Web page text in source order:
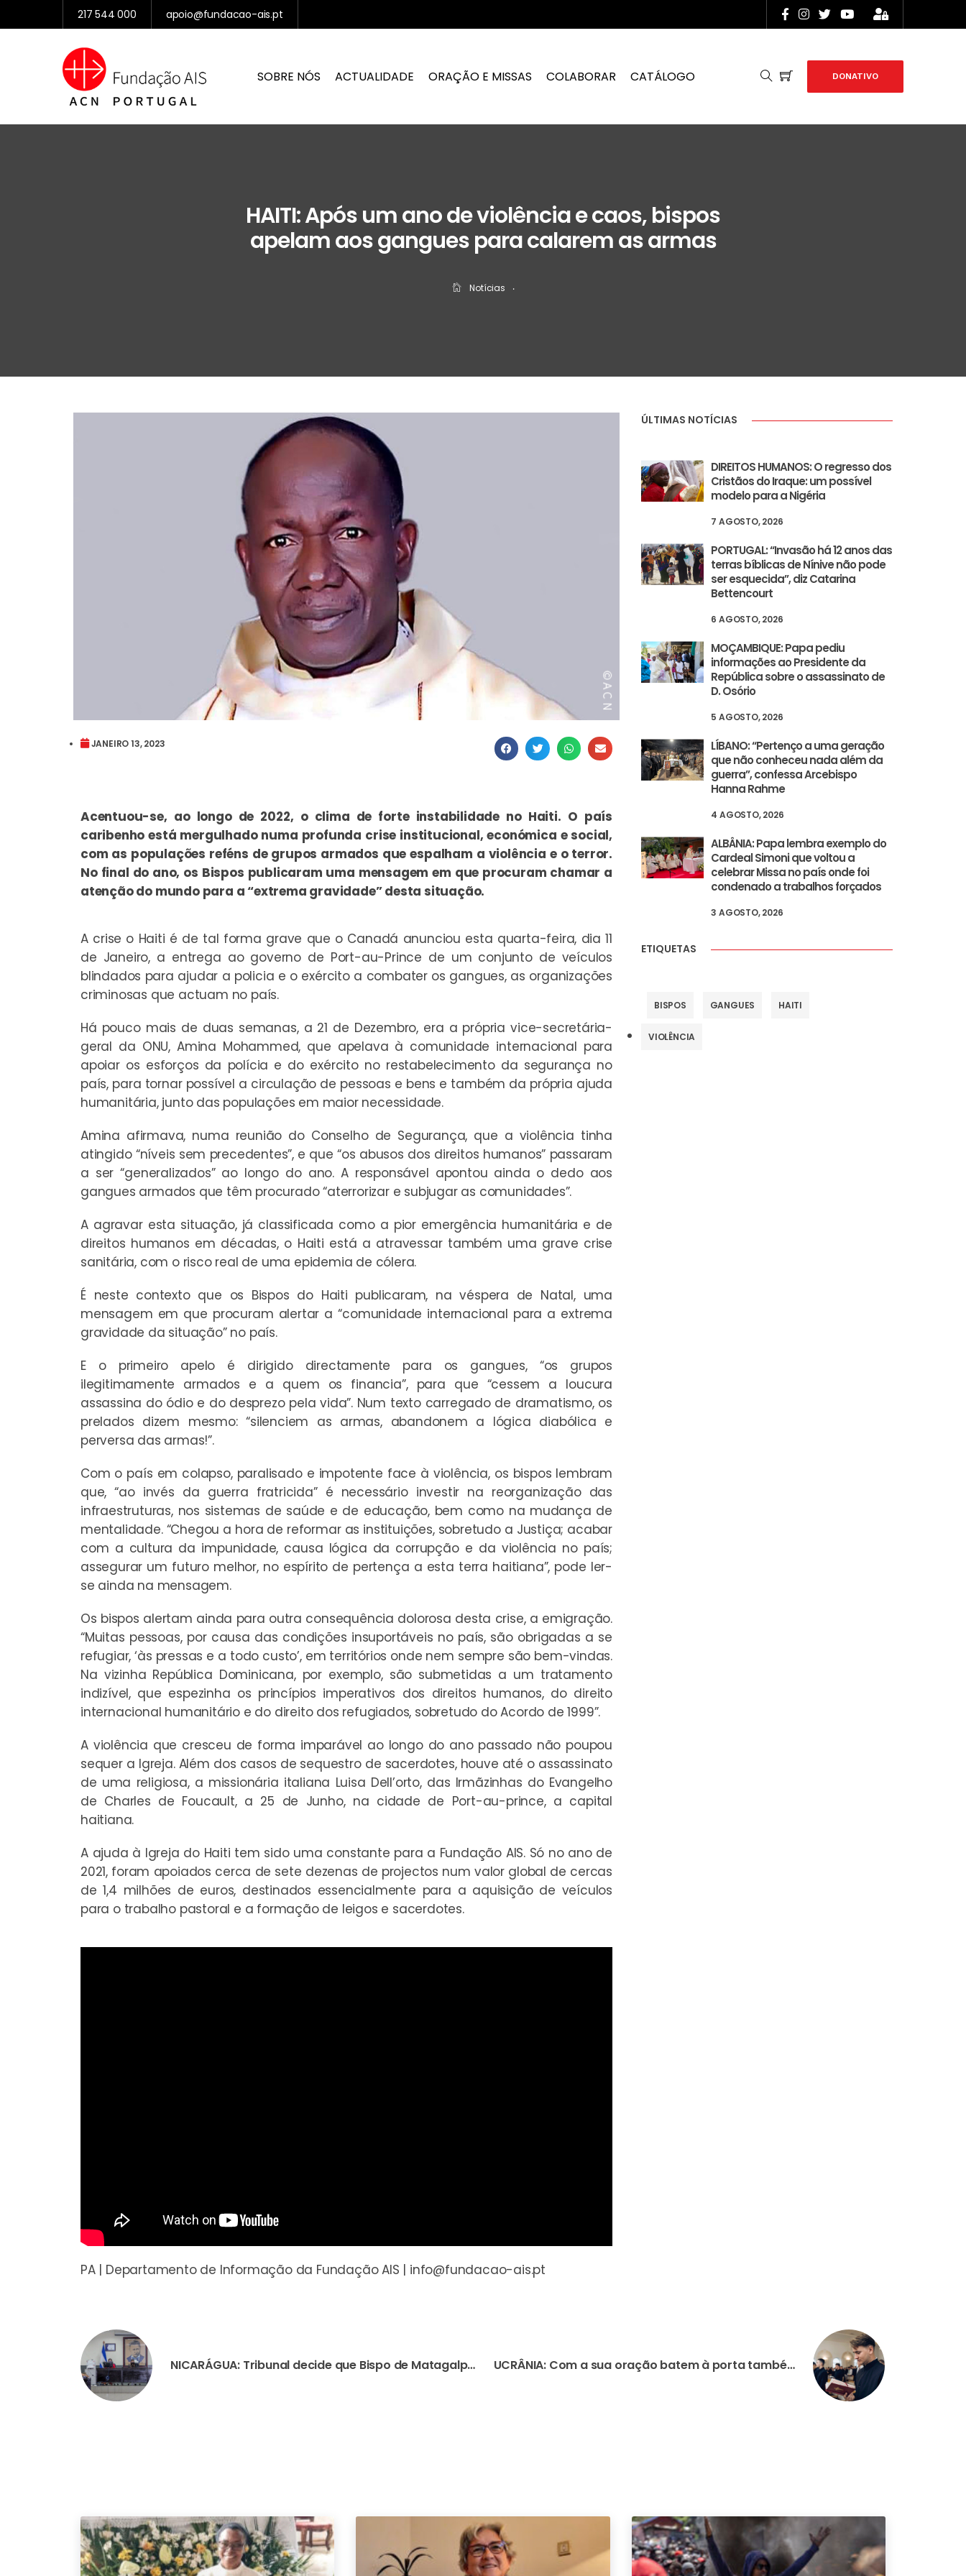
217 544 000 apoio@fundacao-ais.pt
SOBRE NÓS ACTUALIDADE ORAÇÃO E MISSAS COLABORAR CATÁLOGO DONATIVO
HAITI: Após um ano de violência e caos, bispos
apelam aos gangues para calarem as armas
Notícias ‧
JANEIRO 13, 2023
Acentuou-se, ao longo de 2022, o clima de forte instabilidade no Haiti. O país
caribenho está mergulhado numa profunda crise institucional, económica e social,
com as populações reféns de grupos armados que espalham a violência e o terror.
No final do ano, os Bispos publicaram uma mensagem em que procuram chamar a
atenção do mundo para a “extrema gravidade” desta situação.
A crise o Haiti é de tal forma grave que o Canadá anunciou esta quarta-feira, dia 11
de Janeiro, a entrega ao governo de Port-au-Prince de um conjunto de veículos
blindados para ajudar a policia e o exército a combater os gangues, as organizações
criminosas que actuam no país.
Há pouco mais de duas semanas, a 21 de Dezembro, era a própria vice-secretária-
geral da ONU, Amina Mohammed, que apelava à comunidade internacional para
apoiar os esforços da polícia e do exército no restabelecimento da segurança no
país, para tornar possível a circulação de pessoas e bens e também da própria ajuda
humanitária, junto das populações em maior necessidade.
Amina afirmava, numa reunião do Conselho de Segurança, que a violência tinha
atingido “níveis sem precedentes”, e que “os abusos dos direitos humanos” passaram
a ser “generalizados” ao longo do ano. A responsável apontou ainda o dedo aos
gangues armados que têm procurado “aterrorizar e subjugar as comunidades”.
A agravar esta situação, já classificada como a pior emergência humanitária e de
direitos humanos em décadas, o Haiti está a atravessar também uma grave crise
sanitária, com o risco real de uma epidemia de cólera.
É neste contexto que os Bispos do Haiti publicaram, na véspera de Natal, uma
mensagem em que procuram alertar a “comunidade internacional para a extrema
gravidade da situação” no país.
E o primeiro apelo é dirigido directamente para os gangues, “os grupos
ilegitimamente armados e a quem os financia”, para que “cessem a loucura
assassina do ódio e do desprezo pela vida”. Num texto carregado de dramatismo, os
prelados dizem mesmo: “silenciem as armas, abandonem a lógica diabólica e
perversa das armas!”.
Com o país em colapso, paralisado e impotente face à violência, os bispos lembram
que, “ao invés da guerra fratricida” é necessário investir na reorganização das
infraestruturas, nos sistemas de saúde e de educação, bem como na mudança de
mentalidade. “Chegou a hora de reformar as instituições, sobretudo a Justiça; acabar
com a cultura da impunidade, causa lógica da corrupção e da violência no país;
assegurar um futuro melhor, no espírito de pertença a esta terra haitiana”, pode ler-
se ainda na mensagem.
Os bispos alertam ainda para outra consequência dolorosa desta crise, a emigração.
“Muitas pessoas, por causa das condições insuportáveis no país, são obrigadas a se
refugiar, ‘às pressas e a todo custo’, em territórios onde nem sempre são bem-vindas.
Na vizinha República Dominicana, por exemplo, são submetidas a um tratamento
indizível, que espezinha os princípios imperativos dos direitos humanos, do direito
internacional humanitário e do direito dos refugiados, sobretudo do Acordo de 1999”.
A violência que cresceu de forma imparável ao longo do ano passado não poupou
sequer a Igreja. Além dos casos de sequestro de sacerdotes, houve até o assassinato
de uma religiosa, a missionária italiana Luisa Dell’orto, das Irmãzinhas do Evangelho
de Charles de Foucault, a 25 de Junho, na cidade de Port-au-prince, a capital
haitiana.
A ajuda à Igreja do Haiti tem sido uma constante para a Fundação AIS. Só no ano de
2021, foram apoiados cerca de sete dezenas de projectos num valor global de cercas
de 1,4 milhões de euros, destinados essencialmente para a aquisição de veículos
para o trabalho pastoral e a formação de leigos e sacerdotes.
PA | Departamento de Informação da Fundação AIS | info@fundacao-ais.pt
ÚLTIMAS NOTÍCIAS
DIREITOS HUMANOS: O regresso dos
Cristãos do Iraque: um possível
modelo para a Nigéria
7 AGOSTO, 2026
PORTUGAL: “Invasão há 12 anos das
terras bíblicas de Nínive não pode
ser esquecida”, diz Catarina
Bettencourt
6 AGOSTO, 2026
MOÇAMBIQUE: Papa pediu
informações ao Presidente da
República sobre o assassinato de
D. Osório
5 AGOSTO, 2026
LÍBANO: “Pertenço a uma geração
que não conheceu nada além da
guerra”, confessa Arcebispo
Hanna Rahme
4 AGOSTO, 2026
ALBÂNIA: Papa lembra exemplo do
Cardeal Simoni que voltou a
celebrar Missa no país onde foi
condenado a trabalhos forçados
3 AGOSTO, 2026
ETIQUETAS
BISPOS GANGUES HAITI
VIOLÊNCIA
NICARÁGUA: Tribunal decide que Bispo de Matagalpa tem mesmo de ser julgado e vai continuar detido UCRÂNIA: Com a sua oração batem à porta também do vosso coração